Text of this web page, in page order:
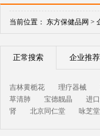
当前位置： 东方保健品网 >
正常搜索 企业推荐
吉林黄栀花 理疗器械
草清肺
宝德靓晶 进
肾
北京同仁堂 咏芝堂